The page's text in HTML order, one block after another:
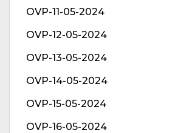
OVP-11-05-2024
OVP-12-05-2024
OVP-13-05-2024
OVP-14-05-2024
OVP-15-05-2024
OVP-16-05-2024